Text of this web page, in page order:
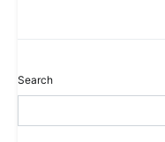
Search